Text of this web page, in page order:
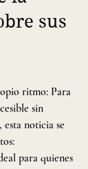
sus
ritmo: Para
sin
noticia se
para quienes